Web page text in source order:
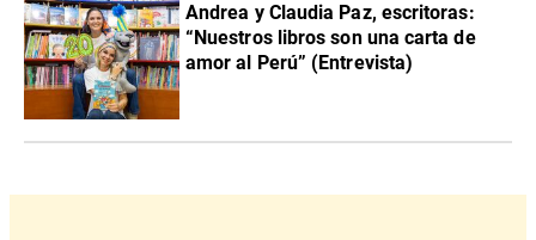
Andrea y Claudia Paz, escritoras:
“Nuestros libros son una carta de
amor al Perú” (Entrevista)